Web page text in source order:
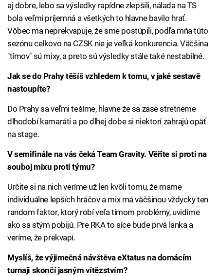
aj dobre, lebo sa výsledky rapídne zlepšili, nálada na TS
bola veľmi príjemná a všetkých to hlavne bavilo hrať.
Vôbec ma neprekvapuje, že sme postúpili, podľa mňa túto
sezónu celkovo na CZSK nie je veľká konkurencia. Väčšina
"tímov" sú mixy, a preto sú výsledky stále také nestabilné.
Jak se do Prahy těšíš vzhledem k tomu, v jaké sestavě
nastoupíte?
Do Prahy sa veľmi tešíme, hlavne že sa zase stretneme
dlhodobí kamaráti a po dlhej dobe si niektorí zahrajú opäť
na stage.
V semifinále na vás čeká Team Gravity. Věříte si proti na
souboj mixu proti týmu?
Určite si na nich veríme už len kvôli tomu, že mame
individuálne lepších hráčov a mix má väčšinou vždycky ten
random faktor, ktorý robí veľa tímom problémy, uvidíme
ako sa stým pobijú. Pre RKA to síce bude prvá lanka a
veríme, že prekvapí.
Myslíš, že výjimečná návštěva eXtatus na domácím
turnaji skončí jasným vítězstvím?